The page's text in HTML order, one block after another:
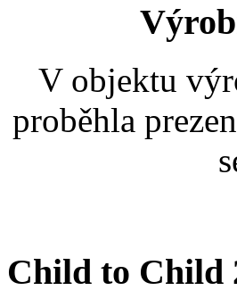
V objektu
proběhla
Child to Child